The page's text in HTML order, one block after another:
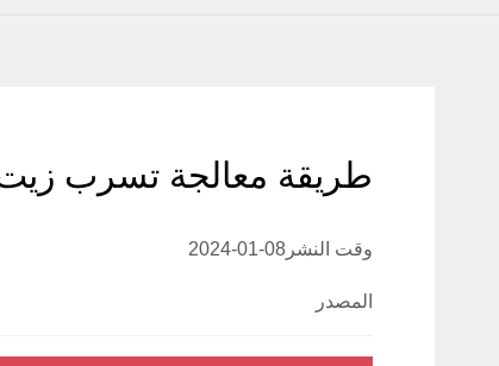
طريقة معالجة تسرب زيت
وقت النشر 2024-01-08
المصدر